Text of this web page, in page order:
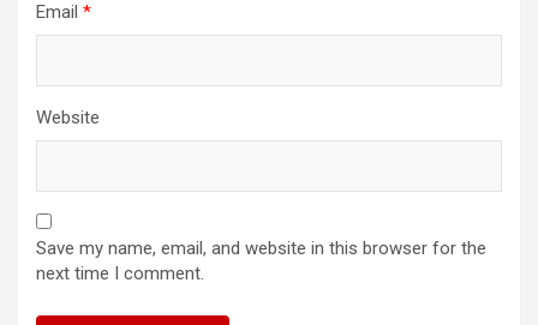
Email *
Website
Save my name, email, and website in this browser for the
next time I comment.